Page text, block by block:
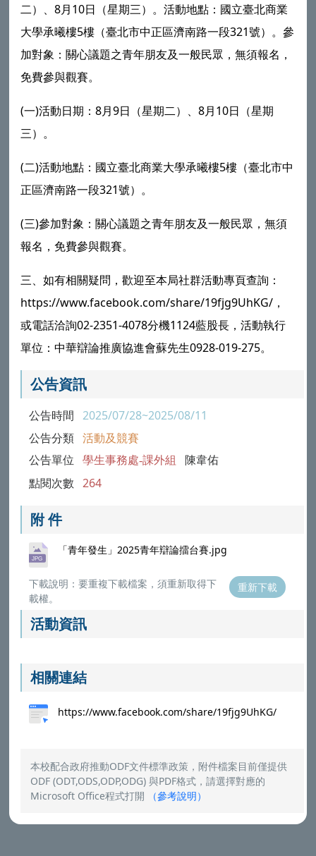
二）、8月10日（星期三）。活動地點：國立臺北商業
大學承曦樓5樓（臺北市中正區濟南路一段321號）。參
加對象：關心議題之青年朋友及一般民眾，無須報名，
免費參與觀賽。
(一)活動日期：8月9日（星期二）、8月10日（星期
三）。
(二)活動地點：國立臺北商業大學承曦樓5樓（臺北市中
正區濟南路一段321號）。
(三)參加對象：關心議題之青年朋友及一般民眾，無須
報名，免費參與觀賽。
三、如有相關疑問，歡迎至本局社群活動專頁查詢：
https://www.facebook.com/share/19fjg9UhKG/，
或電話洽詢02-2351-4078分機1124藍股長，活動執行
單位：中華辯論推廣協進會蘇先生0928-019-275。
公告資訊
公告時間 2025/07/28~2025/08/11
公告分類 活動及競賽
公告單位 學生事務處-課外組 陳韋佑
點閱次數 264
附 件
「青年發生」2025青年辯論擂台賽.jpg
下載說明：要重複下載檔案，須重新取得下
載權。
重新下載
活動資訊
相關連結
https://www.facebook.com/share/19fjg9UhKG/
本校配合政府推動ODF文件標準政策，附件檔案目前僅提供
ODF (ODT,ODS,ODP,ODG) 與PDF格式，請選擇對應的
Microsoft Office程式打開
（參考說明）